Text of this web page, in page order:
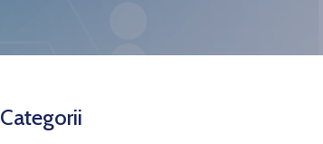
Categorii